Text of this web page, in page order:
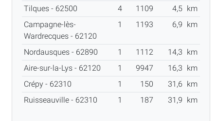
Tilques - 62500
4 1109 4,5 km
Campagne-lès-
Wardrecques - 62120
1 1193 6,9 km
Nordausques - 62890 1 1112 14,3 km
Aire-sur-la-Lys - 62120
1 9947 16,3 km
Crépy - 62310
1 150 31,6 km
Ruisseauville - 62310
1 187 31,9 km